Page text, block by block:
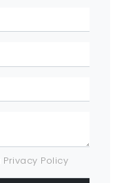
Privacy Policy